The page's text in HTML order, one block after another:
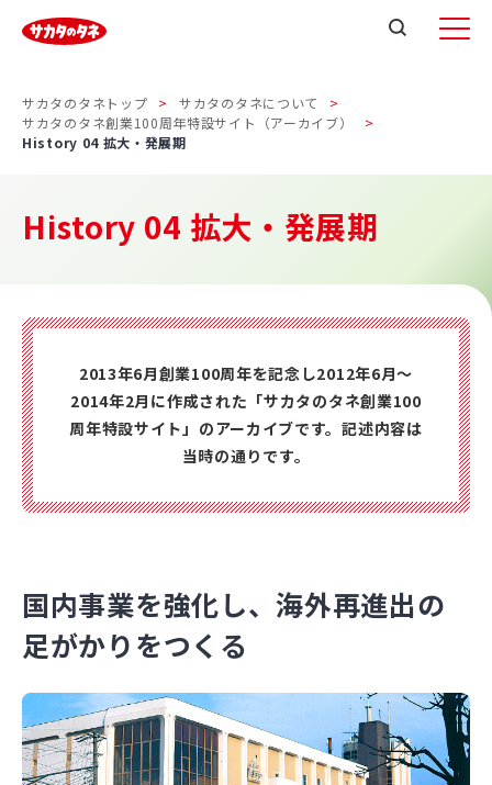
サカタのタネトップ
サカタのタネについて
サカタのタネ創業100周年特設サイト（アーカイブ）
History 04 拡大・発展期
History 04 拡大・発展期
2013年6月創業100周年を記念し2012年6月～
2014年2月に作成された「サカタのタネ創業100
周年特設サイト」のアーカイブです。記述内容は
当時の通りです。
国内事業を強化し、海外再進出の
足がかりをつくる